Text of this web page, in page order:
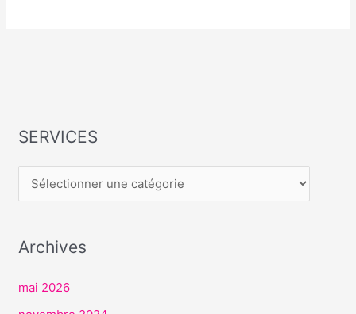
SERVICES
S
V
C
Archives
mai 2026